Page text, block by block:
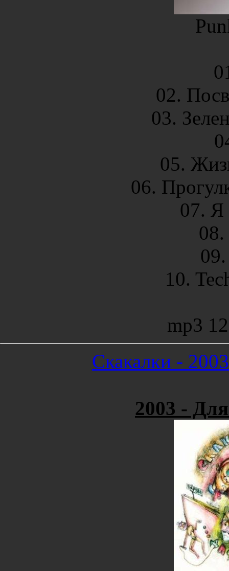
02.
03.
05.
06.
07. Я
10.
mp3
Скакалки -
2003 -